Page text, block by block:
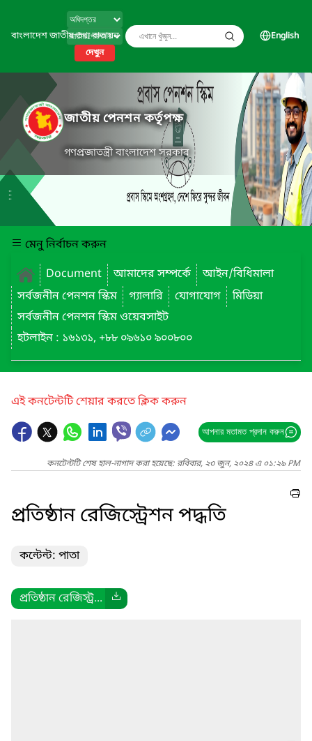
বাংলাদেশ জাতীয় তথ্য বাতায়ন
দেখুন
English
জাতীয় পেনশন কর্তৃপক্ষ
গণপ্রজাতন্ত্রী বাংলাদেশ সরকার
মেনু নির্বাচন করুন
Document
আমাদের সম্পর্কে
আইন/বিধিমালা
সর্বজনীন পেনশন স্কিম
গ্যালারি যোগাযোগ
মিডিয়া
সর্বজনীন পেনশন স্কিম ওয়েবসাইট
হটলাইন : ১৬১৩১, +৮৮ ০৯৬১০ ৯০০৮০০
এই কনটেন্টটি শেয়ার করতে ক্লিক করুন
আপনার মতামত প্রদান করুন
কনটেন্টটি শেষ হাল-নাগাদ করা হয়েছে: রবিবার, ২৩ জুন, ২০২৪ এ ০১:২৯ PM
প্রতিষ্ঠান রেজিস্ট্রেশন পদ্ধতি
কন্টেন্ট: পাতা
প্রতিষ্ঠান রেজিস্ট্র...